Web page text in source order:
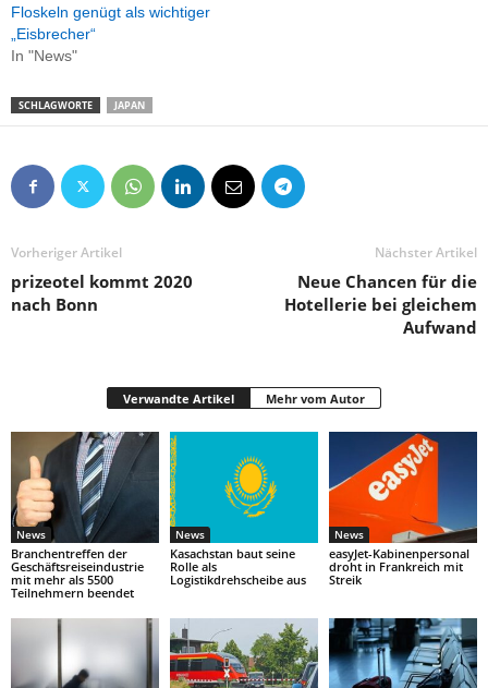
Floskeln genügt als wichtiger
„Eisbrecher“
In "News"
SCHLAGWORTE JAPAN
Vorheriger Artikel
prizeotel kommt 2020
nach Bonn
Nächster Artikel
Neue Chancen für die
Hotellerie bei gleichem
Aufwand
Verwandte Artikel Mehr vom Autor
News
Branchentreffen der
Geschäftsreiseindustrie
mit mehr als 5500
Teilnehmern beendet
News
Kasachstan baut seine
Rolle als
Logistikdrehscheibe aus
News
easyJet-Kabinenpersonal
droht in Frankreich mit
Streik